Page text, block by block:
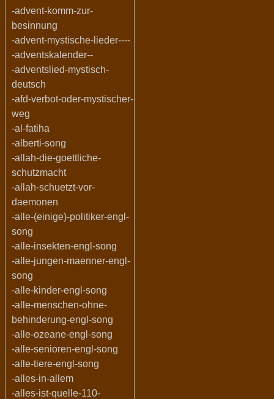
-advent-komm-zur-
besinnung
-advent-mystische-lieder----
-adventskalender--
-adventslied-mystisch-
deutsch
-afd-verbot-oder-mystischer-
weg
-al-fatiha
-alberti-song
-allah-die-goettliche-
schutzmacht
-allah-schuetzt-vor-
daemonen
-alle-(einige)-politiker-engl-
song
-alle-insekten-engl-song
-alle-jungen-maenner-engl-
song
-alle-kinder-engl-song
-alle-menschen-ohne-
behinderung-engl-song
-alle-ozeane-engl-song
-alle-senioren-engl-song
-alle-tiere-engl-song
-alles-in-allem
-alles-ist-quelle-110-